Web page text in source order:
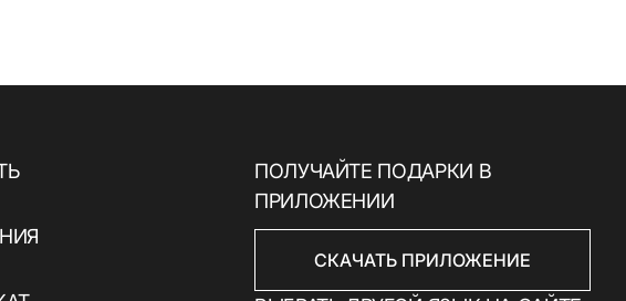
ПОЛУЧАЙТЕ ПОДАРКИ В
ПРИЛОЖЕНИИ
СКАЧАТЬ ПРИЛОЖЕНИЕ